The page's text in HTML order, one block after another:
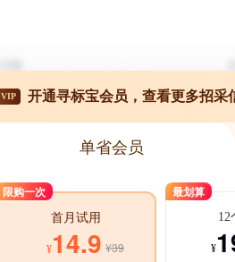
VIP 开通寻标宝会员，查看更多招采
单省会员
限购一次
首月试用
¥14.9 ¥39
最划算
12
¥